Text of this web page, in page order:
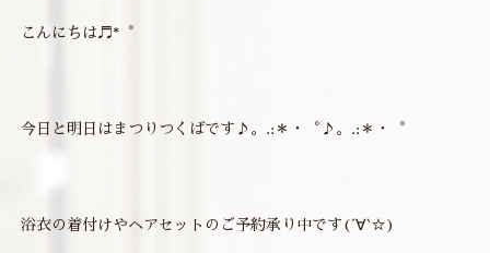
こんにちは♬*゜
今日と明日はまつりつくばです♪。.:＊・゜♪。.:＊・゜
浴衣の着付けやヘアセットのご予約承り中です(´∀`☆)